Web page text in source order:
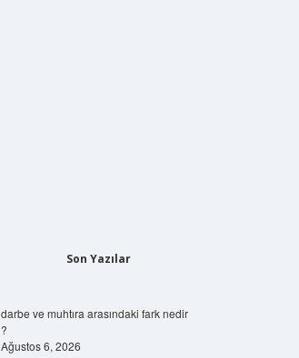
Son Yazılar
darbe ve muhtıra arasındaki fark nedir
?
Ağustos 6, 2026